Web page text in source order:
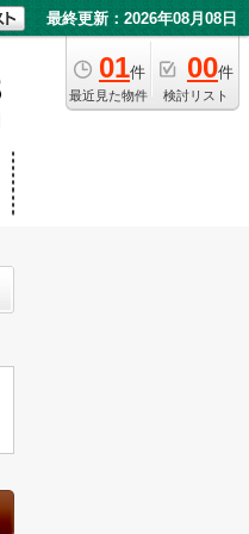
最終更新：2026年08月08日
01件
最近見た物件
00件
検討リスト